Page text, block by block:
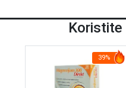
Koristite
39%